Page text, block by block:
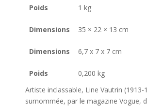
Poids 1 kg
Dimensions 35 × 22 × 13 cm
Dimensions 6,7 x 7 x 7 cm
Poids
0,200 kg
Artiste inclassable, Line Vautrin (1913-
surnommée, par le magazine Vogue,